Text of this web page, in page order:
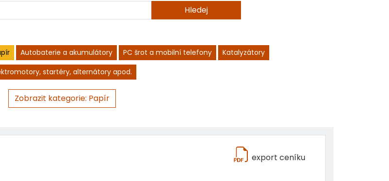
Hledej
Autobaterie a akumulátory PC šrot a mobilní telefony
Katalyzátory
startéry, alternátory apod.
Zobrazit kategorie: Papír
export ceníku